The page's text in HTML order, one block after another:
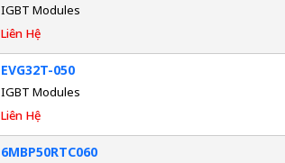
IGBT Modules
Liên Hệ
EVG32T-050
IGBT Modules
Liên Hệ
6MBP50RTC060